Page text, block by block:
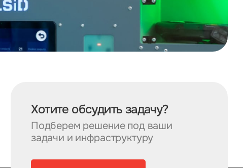
Хотите обсудить задачу?
Подберем решение под ваши
задачи и инфраструктуру